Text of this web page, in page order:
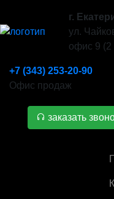
г.
ул.
офис 9 (2
+7 (343) 253-20-90
Офис продаж
заказать